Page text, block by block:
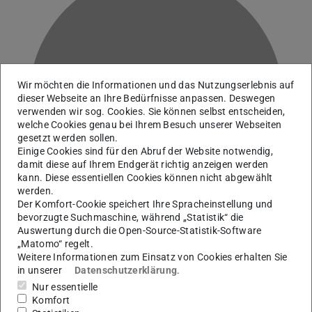
K
Fachteam Geistes- und Sozialwissenschaften |
Historische Sammlungen
Wir möchten die Informationen und das Nutzungserlebnis auf
dieser Webseite an Ihre Bedürfnisse anpassen. Deswegen
verwenden wir sog. Cookies. Sie können selbst entscheiden,
welche Cookies genau bei Ihrem Besuch unserer Webseiten
gesetzt werden sollen.
Einige Cookies sind für den Abruf der Website notwendig,
damit diese auf Ihrem Endgerät richtig anzeigen werden
kann. Diese essentiellen Cookies können nicht abgewählt
werden.
Der Komfort-Cookie speichert Ihre Spracheinstellung und
bevorzugte Suchmaschine, während „Statistik“ die
Auswertung durch die Open-Source-Statistik-Software
„Matomo“ regelt.
Weitere Informationen zum Einsatz von Cookies erhalten Sie
in unserer
Datenschutzerklärung.
Nur essentielle
Komfort